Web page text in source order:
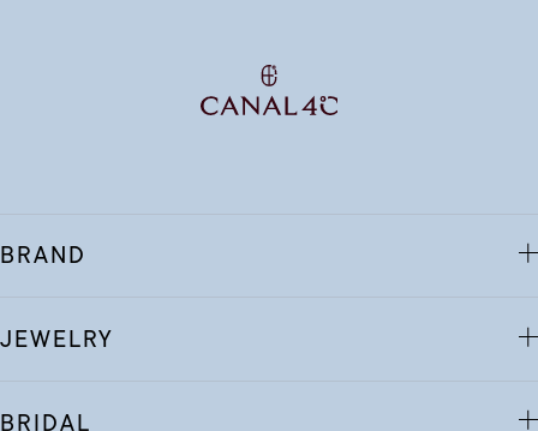
BRAND
JEWELRY
BRIDAL